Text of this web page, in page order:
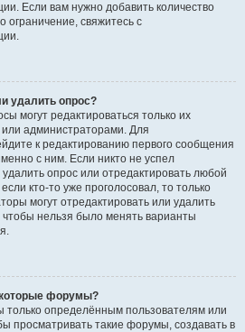
Если вам нужно добавить количество
свяжитесь с
удалить опрос?
могут редактироваться только их
администраторами. Для
к редактированию первого сообщения
с ним. Если никто не успел
опрос или отредактировать любой
кто-то уже проголосовал, то только
могут отредактировать или удалить
нельзя было менять варианты
форумы?
определённым пользователям или
просматривать такие форумы, создавать в